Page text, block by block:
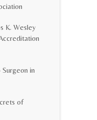
K. Wesley
in
of